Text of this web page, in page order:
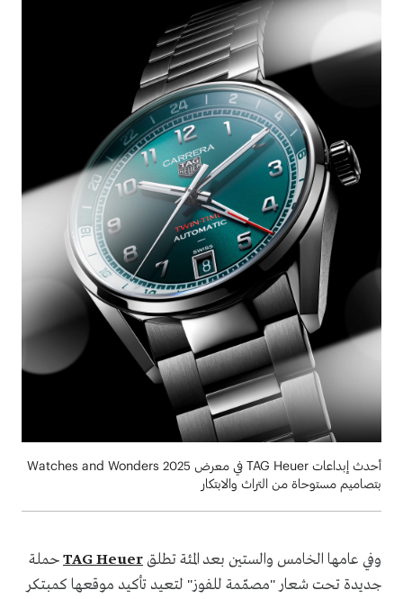
أحدث إبداعات TAG Heuer في معرض Watches and Wonders 2025
بتصاميم مستوحاة من التراث والابتكار
وفي عامها الخامس والستين بعد المئة تطلقTAG Heuerحملة
جديدة تحت شعار "مصمّمة للفوز" لتعيد تأكيد موقعها كمبتكر